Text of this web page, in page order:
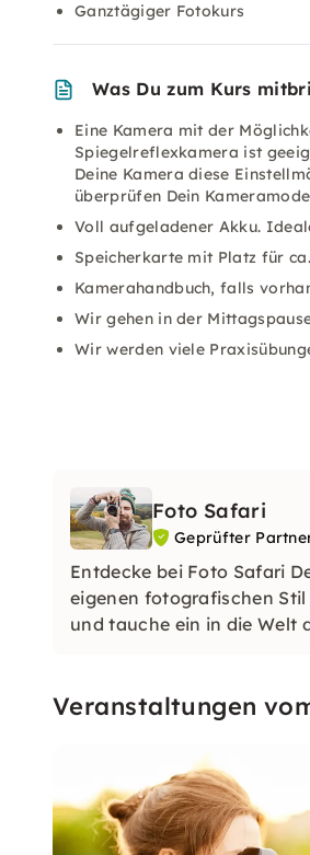
Ganztägiger Fotokurs
Was Du zum Kurs
Eine Kamera mit der
Spiegelreflexkamera ist
Deine Kamera diese
überprüfen Dein
Voll aufgeladener Akku.
Speicherkarte mit Platz für
Kamerahandbuch, falls
Wir gehen in der
Wir werden viele
Foto Safari
Geprüfter
Entdecke bei Foto Safari
eigenen fotografischen
und tauche ein in die Welt
Veranstaltungen